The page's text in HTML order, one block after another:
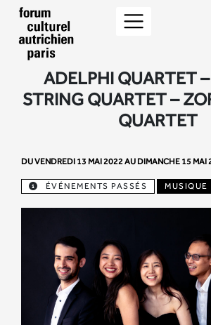
ADELPHI QUARTET
STRING QUARTET –
QUARTET
DU VENDREDI 13 MAI 2022 AU DIMANCHE 15 MAI
ÉVÉNEMENTS PASSÉS MUSIQUE